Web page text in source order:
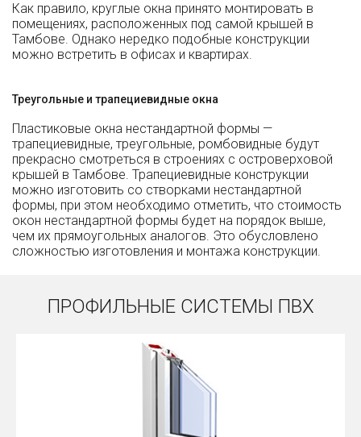
Как правило, круглые окна принято монтировать в
помещениях, расположенных под самой крышей в
Тамбове. Однако нередко подобные конструкции
можно встретить в офисах и квартирах.
Треугольные и трапециевидные окна
Пластиковые окна нестандартной формы —
трапециевидные, треугольные, ромбовидные будут
прекрасно смотреться в строениях с островерховой
крышей в Тамбове. Трапециевидные конструкции
можно изготовить со створками нестандартной
формы, при этом необходимо отметить, что стоимость
окон нестандартной формы будет на порядок выше,
чем их прямоугольных аналогов. Это обусловлено
сложностью изготовления и монтажа конструкции.
ПРОФИЛЬНЫЕ СИСТЕМЫ ПВХ